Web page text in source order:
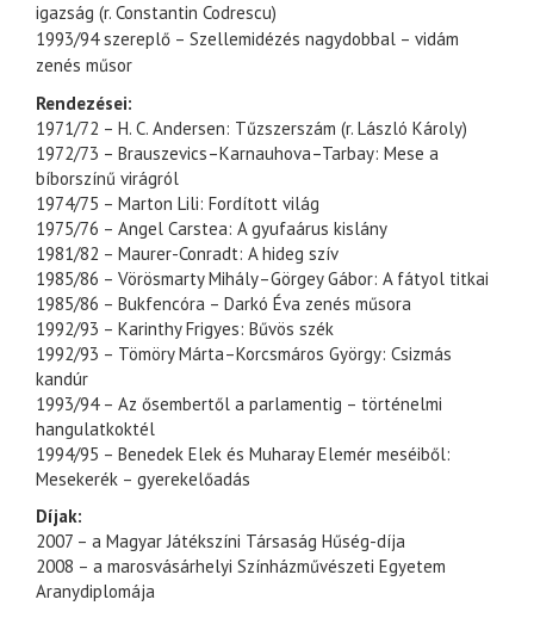
igazság (r. Constantin Codrescu)
1993/94 szereplő – Szellemidézés nagydobbal – vidám
zenés műsor
Rendezései:
1971/72 – H. C. Andersen: Tűzszerszám (r. László Károly)
1972/73 – Brauszevics–Karnauhova–Tarbay: Mese a
bíborszínű virágról
1974/75 – Marton Lili: Fordított világ
1975/76 – Angel Carstea: A gyufaárus kislány
1981/82 – Maurer-Conradt: A hideg szív
1985/86 – Vörösmarty Mihály–Görgey Gábor: A fátyol titkai
1985/86 – Bukfencóra – Darkó Éva zenés műsora
1992/93 – Karinthy Frigyes: Bűvös szék
1992/93 – Tömöry Márta–Korcsmáros György: Csizmás
kandúr
1993/94 – Az ősembertől a parlamentig – történelmi
hangulatkoktél
1994/95 – Benedek Elek és Muharay Elemér meséiből:
Mesekerék – gyerekelőadás
Díjak:
2007 – a Magyar Játékszíni Társaság Hűség-díja
2008 – a marosvásárhelyi Színházművészeti Egyetem
Aranydiplomája